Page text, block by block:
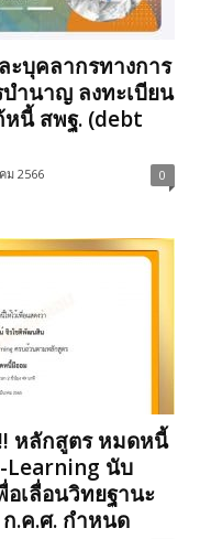
บุคลากรทางการ
ำนาญ ลงทะเบียน
หนี้ สพฐ. (debt
ม 2566 0
หลักสูตร หมดหนี้
Learning นับ
อเลื่อนวิทยฐานะ
.ค.ศ. กำหนด